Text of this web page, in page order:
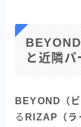
と近隣
BEYOND（
る RIZAP（ラ